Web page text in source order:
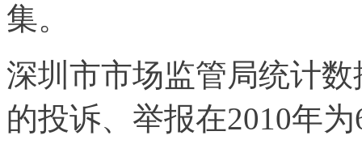
集。
深圳市市场监管局统计
的投诉、举报在2010年